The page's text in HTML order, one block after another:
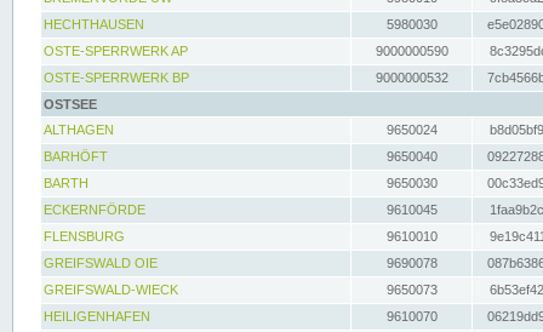
HECHTHAUSEN
5980030
OSTE-SPERRWERK AP
9000000590
OSTE-SPERRWERK BP
9000000532
OSTSEE
ALTHAGEN
9650024
BARHÖFT
9650040
BARTH
9650030
ECKERNFÖRDE
9610045
FLENSBURG
9610010
GREIFSWALD OIE
9690078
GREIFSWALD-WIECK
9650073
HEILIGENHAFEN
9610070